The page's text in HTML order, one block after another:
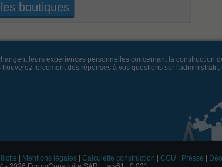
boutiques
leurs expériences personnelles concernant la construction
forcement des réponses à vos questions sur
Mentions légales Calculette construction CGU Presse